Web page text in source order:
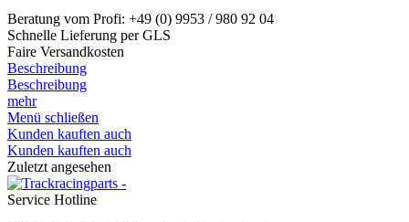
Beratung vom Profi: +49 (0) 9953 / 980 92 04
Schnelle Lieferung per GLS
Faire Versandkosten
Beschreibung
Beschreibung
mehr
Menü schließen
Kunden kauften auch
Kunden kauften auch
Zuletzt angesehen
Service Hotline